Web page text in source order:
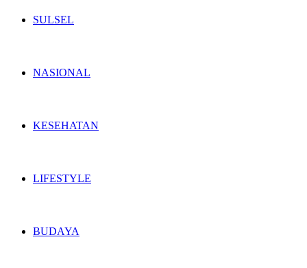
SULSEL
NASIONAL
KESEHATAN
LIFESTYLE
BUDAYA